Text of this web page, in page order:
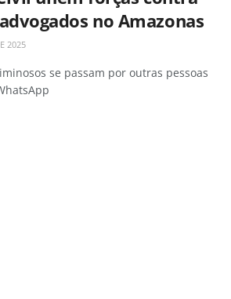
no Amazonas
2025
se passam por outras pessoas